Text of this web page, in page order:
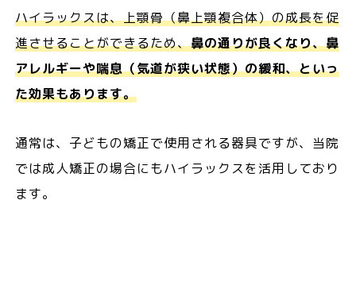
ハイラックスは、上顎骨（鼻上顎複合体）の成長を促
進させることができるため、鼻の通りが良くなり、鼻
アレルギーや喘息（気道が狭い状態）の緩和、といっ
た効果もあります。
通常は、子どもの矯正で使用される器具ですが、当院
では成人矯正の場合にもハイラックスを活用しており
ます。